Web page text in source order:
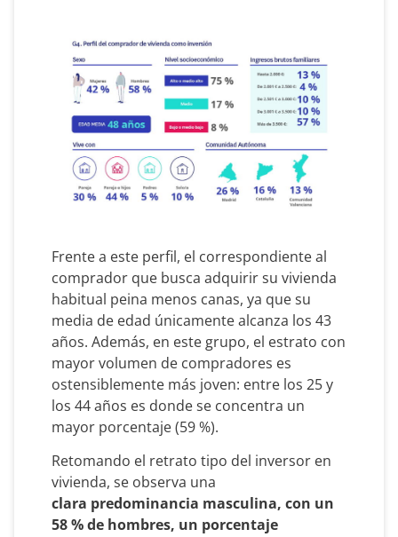
Frente a este perfil, el correspondiente al
comprador que busca adquirir su vivienda
habitual peina menos canas, ya que su
media de edad únicamente alcanza los 43
años. Además, en este grupo, el estrato con
mayor volumen de compradores es
ostensiblemente más joven: entre los 25 y
los 44 años es donde se concentra un
mayor porcentaje (59 %).
Retomando el retrato tipo del inversor en
vivienda, se observa una
clara predominancia masculina, con un
58 % de hombres, un porcentaje